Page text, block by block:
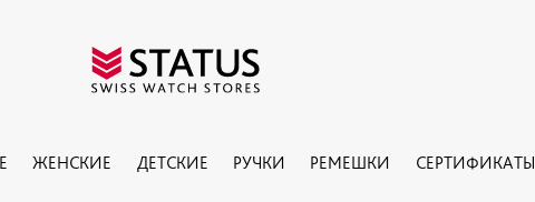
ЖЕНСКИЕ ДЕТСКИЕ РУЧКИ РЕМЕШКИ СЕРТИФИКАТЫ